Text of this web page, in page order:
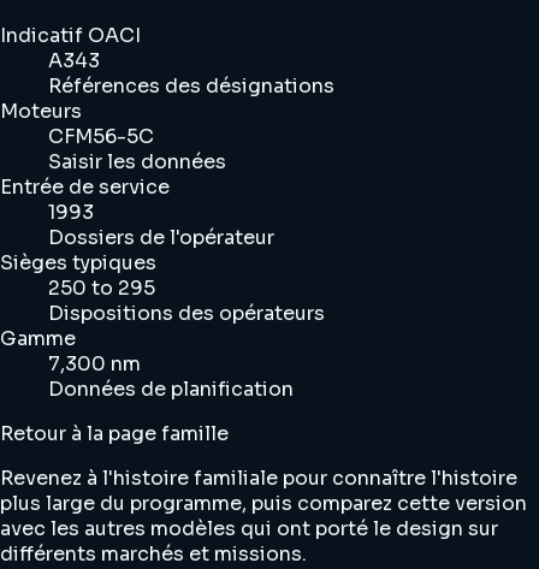
Indicatif OACI
A343
Références des désignations
Moteurs
CFM56-5C
Saisir les données
Entrée de service
1993
Dossiers de l'opérateur
Sièges typiques
250 to 295
Dispositions des opérateurs
Gamme
7,300 nm
Données de planification
Retour à la page famille
Revenez à l'histoire familiale pour connaître l'histoire
plus large du programme, puis comparez cette version
avec les autres modèles qui ont porté le design sur
différents marchés et missions.